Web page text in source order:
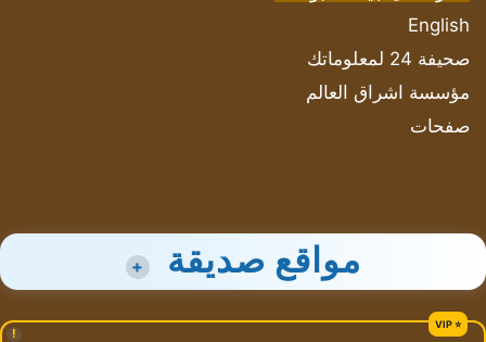
English
صحيفة 24 لمعلوماتك
مؤسسة اشراق العالم
صفحات
مواقع صديقة +
!